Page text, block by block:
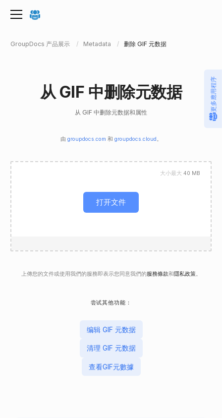
GroupDocs 产品展示 Metadata 删除 GIF 元数据
从 GIF 中删除元数据
从 GIF 中删除元数据和属性
由 groupdocs.com 和 groupdocs.cloud 。
打开文件
大小最大 40 MB
上傳您的文件或使用我們的服務即表示您同意我們的服務條款和隱私政策。
尝试其他功能：
编辑 GIF 元数据
清理 GIF 元数据
查看GIF元數據
更多應用程序